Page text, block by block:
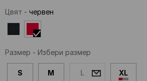
Цвят - червeн
Размер - Избери размер
S M L XL